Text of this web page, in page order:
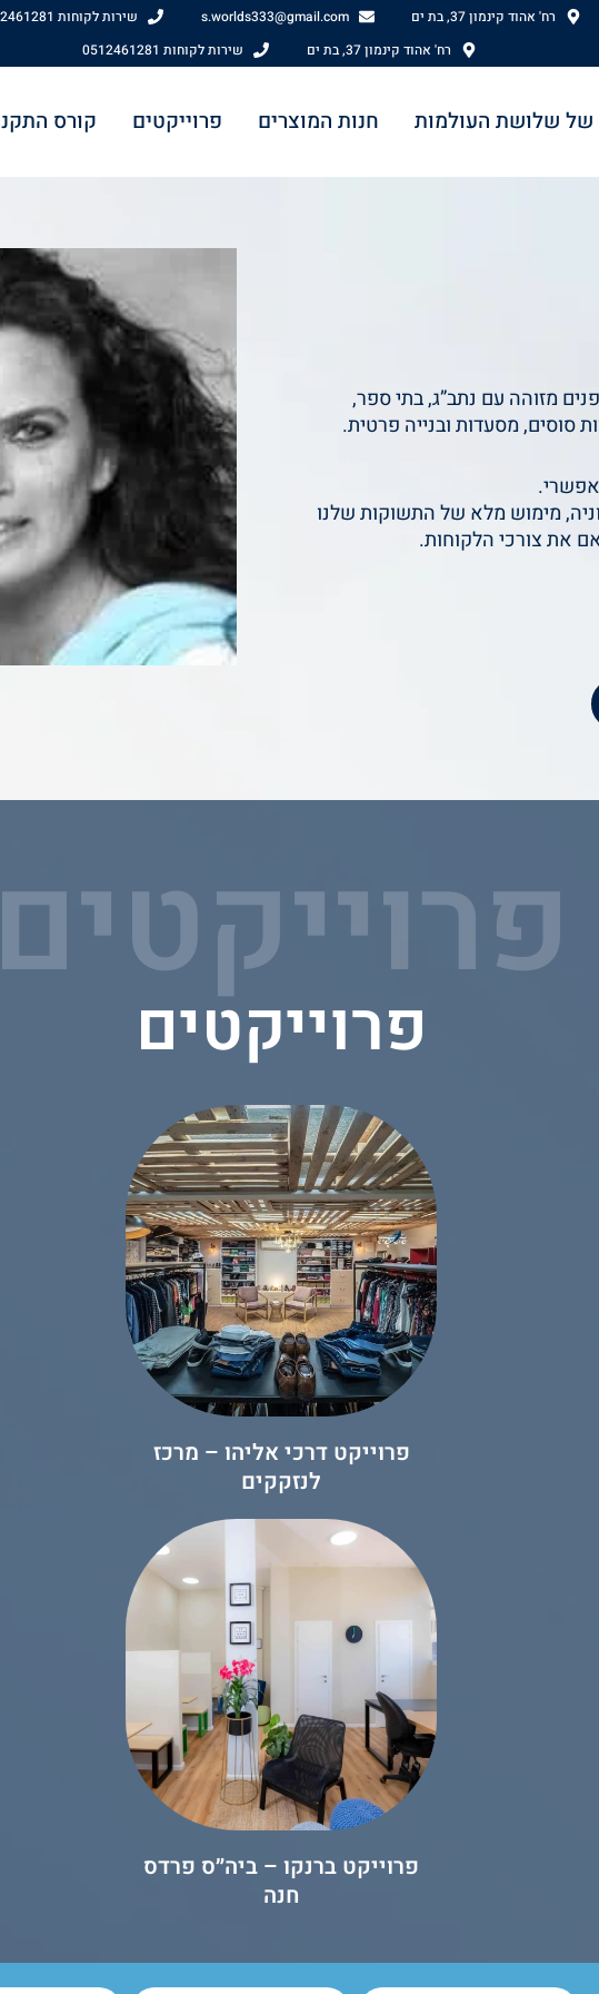
רח' אהוד קינמון 37, בת ים s.worlds333@gmail.com
שירות לקוחות 0512461281
רח' אהוד קינמון 37, בת ים
שירות לקוחות 0512461281
של שלושת העולמות חנות המוצרים פרוייקטים קורס
מזוהה עם נתב”ג, בתי ספר,
סוסים, מסעדות ובנייה פרטית.
אפשרי.
מימוש מלא של התשוקות שלנו
את צורכי הלקוחות.
פרוייקטים
פרוייקטים
פרוייקט דרכי אליהו – מרכז
לנזקקים
פרוייקט ברנקו – ביה״ס פרדס
חנה